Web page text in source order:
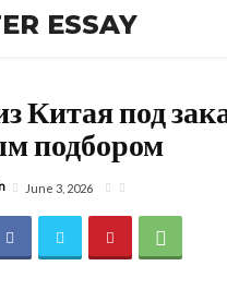
ESSAY
Китая под
подбором
June 3, 2026